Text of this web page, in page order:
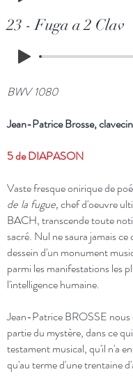
23 - Fuga a 2 Clav
BWV 1080
Jean-Patrice Brosse, clavecin
5 de DIAPASON
Vaste fresque onirique de
de la fugue,chef d'oeuvre
BACH, transcende toute
sacré. Nul ne saura jamais ce
dessein d'un monument
parmi les manifestations les
l'intelligence humaine.
Jean-Patrice BROSSE nous
partie du mystère, dans ce
testament musical, qu'il n'a
qu'au terme d'une trentaine